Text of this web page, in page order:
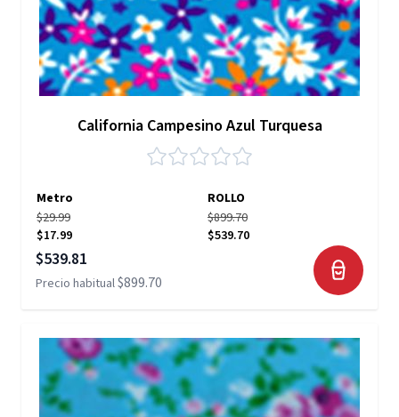
California Campesino Azul Turquesa
Metro
ROLLO
$29.99
$17.99
$899.70
$539.70
Precio especial
$539.81
Precio habitual$899.70